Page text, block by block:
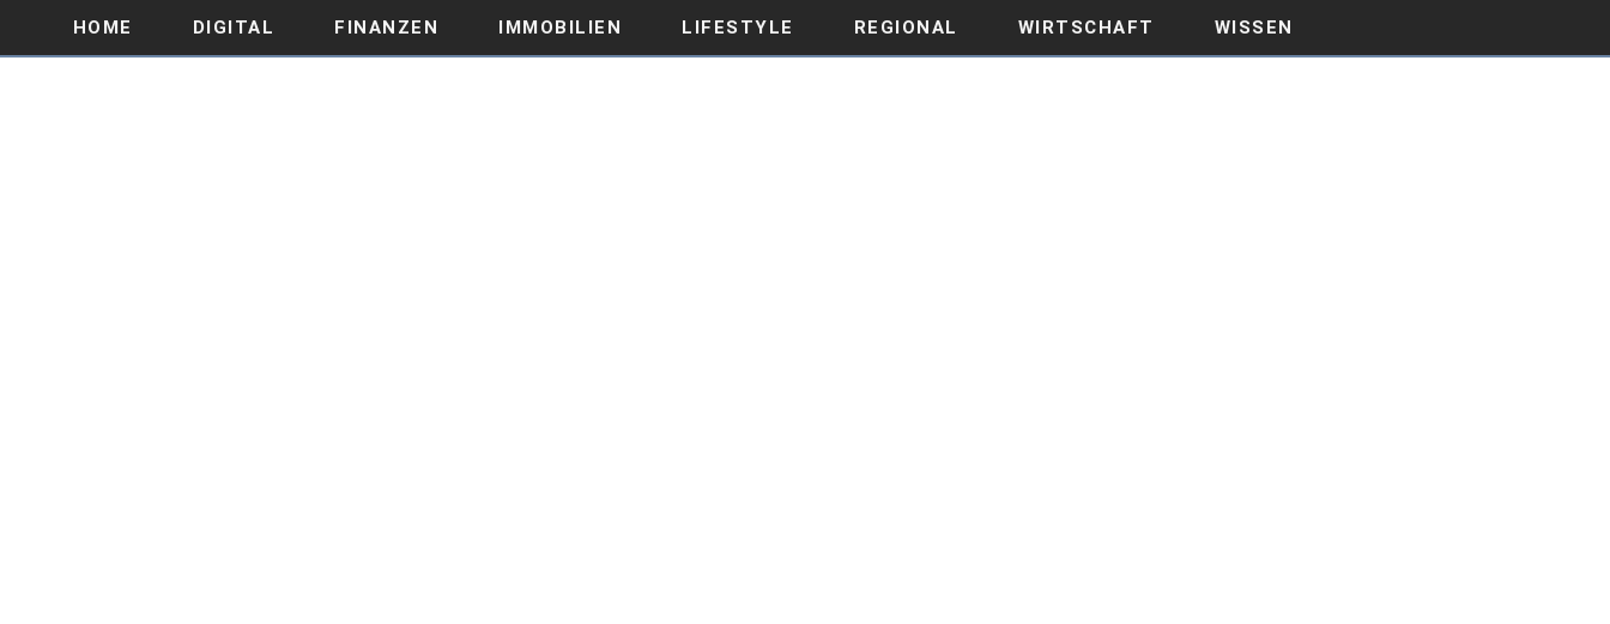
HOME DIGITAL FINANZEN IMMOBILIEN LIFESTYLE REGIONAL WIRTSCHAFT WISSEN